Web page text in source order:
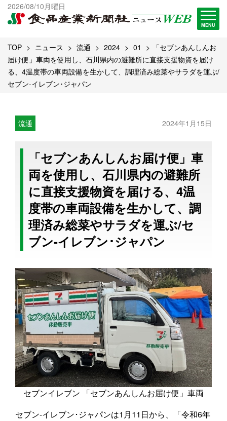
2026/08/10月曜日
MENU
出版物一覧へ
試読・購読申し込み
TOP ニュース 流通 2024 01
「セブンあんしんお
届け便」車両を使用し、石川県内の避難所に直接支援物資を届け
る、4温度帯の車両設備を生かして、調理済み総菜やサラダを運ぶ/
セブン-イレブン･ジャパン
流通 2024年1月15日
「セブンあんしんお届け便」車
両を使用し、石川県内の避難所
に直接支援物資を届ける、4温
度帯の車両設備を生かして、調
理済み総菜やサラダを運ぶ/セ
ブン-イレブン･ジャパン
セブンイレブン 「セブンあんしんお届け便」車両
セブン‐イレブン･ジャパンは1月11日から、「令和6年